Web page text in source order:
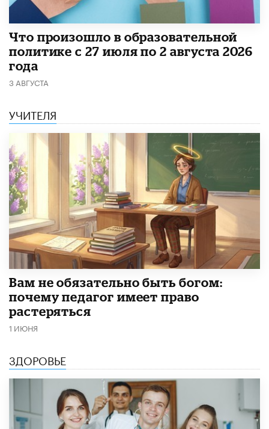
​Что произошло в образовательной
политике с 27 июля по 2 августа 2026
года
3 АВГУСТА
УЧИТЕЛЯ
​Вам не обязательно быть богом:
почему педагог имеет право
растеряться
1 ИЮНЯ
ЗДОРОВЬЕ